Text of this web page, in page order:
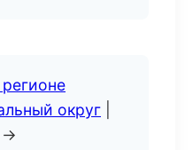
округ
→